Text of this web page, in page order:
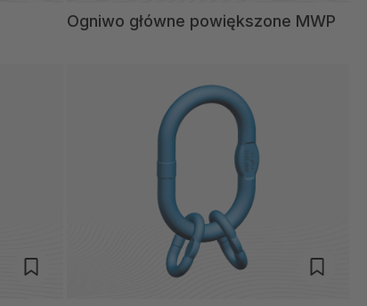
Ogniwo główne powiększone MWP